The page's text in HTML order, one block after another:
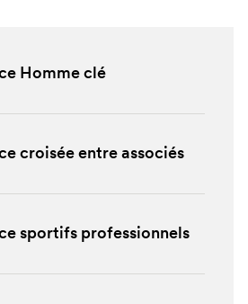
Homme clé
croisée entre associés
sportifs professionnels